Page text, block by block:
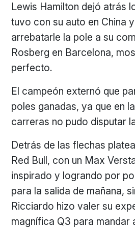
Lewis Hamilton dejó atrás
tuvo con su auto en China
arrebatarle la pole a su
Rosberg en Barcelona,
perfecto.
El campeón externó que
poles ganadas, ya que en
carreras no pudo disputar
Detrás de las flechas
Red Bull, con un Max
inspirado y logrando por
para la salida de mañana,
Ricciardo hizo valer su
magnífica Q3 para mandar